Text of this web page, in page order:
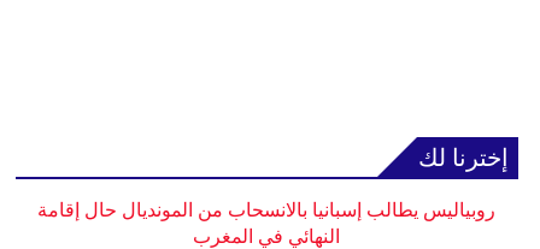
إخترنا لك
روبياليس يطالب إسبانيا بالانسحاب من المونديال حال إقامة
النهائي في المغرب